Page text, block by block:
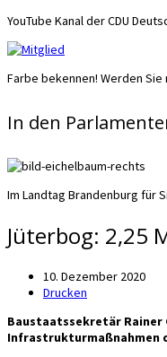
YouTube Kanal der CDU
Farbe bekennen! Werden
In den
Im Landtag Brandenburg für
Jüterbog: 2,25
10. Dezember 2020
Drucken
Baustaatssekretär Rainer
Infrastrukturmaßnahmen